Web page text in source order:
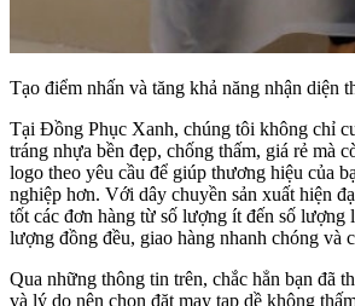
Tạo điểm nhấn và tăng khả năng nhận diện
Tại Đồng Phục Xanh, chúng tôi không chỉ
tráng nhựa bền đẹp, chống thấm, giá rẻ mà
logo theo yêu cầu để giúp thương hiệu của
nghiệp hơn. Với dây chuyền sản xuất hiện
tốt các đơn hàng từ số lượng ít đến số lượng
lượng đồng đều, giao hàng nhanh chóng và
Qua những thông tin trên, chắc hẳn bạn đã
và lý do nên chọn đặt may tạp dề không